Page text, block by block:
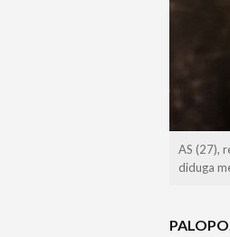
AS (27),
diduga